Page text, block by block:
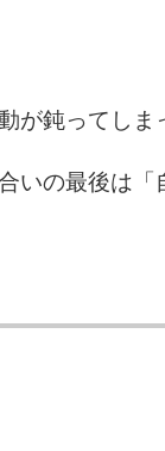
が鈍ってしま
いの最後は「